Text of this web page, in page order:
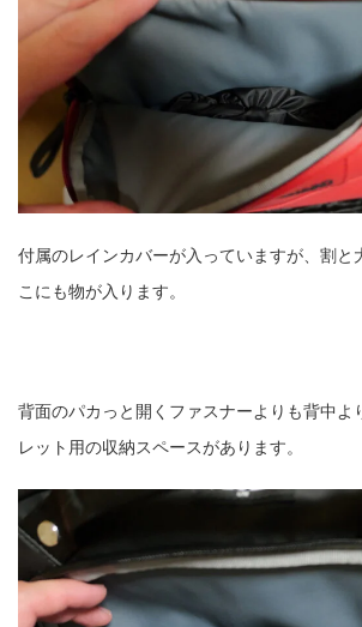
付属のレインカバーが入っていますが、割と
こにも物が入ります。
背面のパカっと開くファスナーよりも背中よ
レット用の収納スペースがあります。